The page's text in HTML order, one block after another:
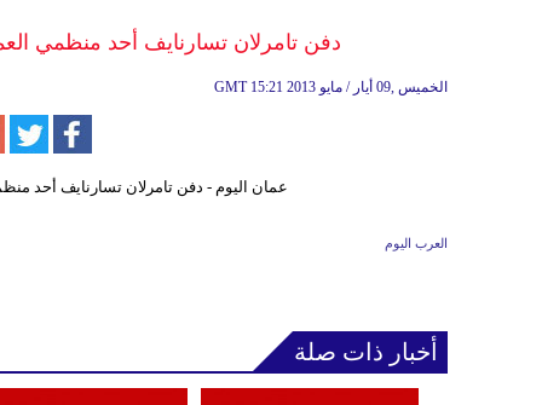
دفن تامرلان تسارنايف أحد منظمي
GMT 15:21 2013 الخميس ,09 أيار / مايو
العرب اليوم
أخبار ذات صلة